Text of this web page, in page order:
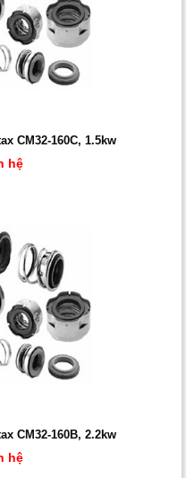
CM32-160C, 1.5kw
hệ
CM32-160B, 2.2kw
hệ